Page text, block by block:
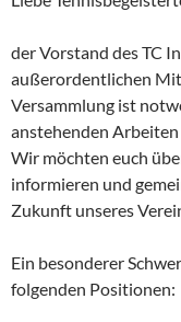
der Vorstand des TC
außerordentlichen
Versammlung ist
anstehenden
Wir möchten euch
informieren und
Zukunft unseres
Ein besonderer
folgenden Positionen: